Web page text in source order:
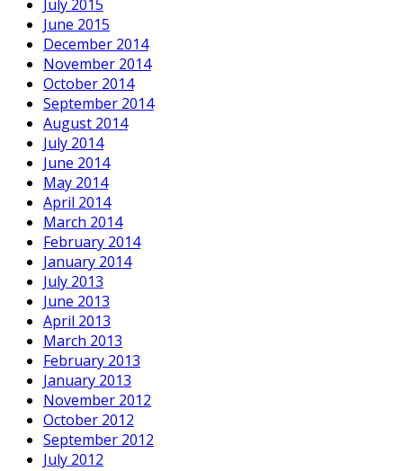
July 2015
June 2015
December 2014
November 2014
October 2014
September 2014
August 2014
July 2014
June 2014
May 2014
April 2014
March 2014
February 2014
January 2014
July 2013
June 2013
April 2013
March 2013
February 2013
January 2013
November 2012
October 2012
September 2012
July 2012